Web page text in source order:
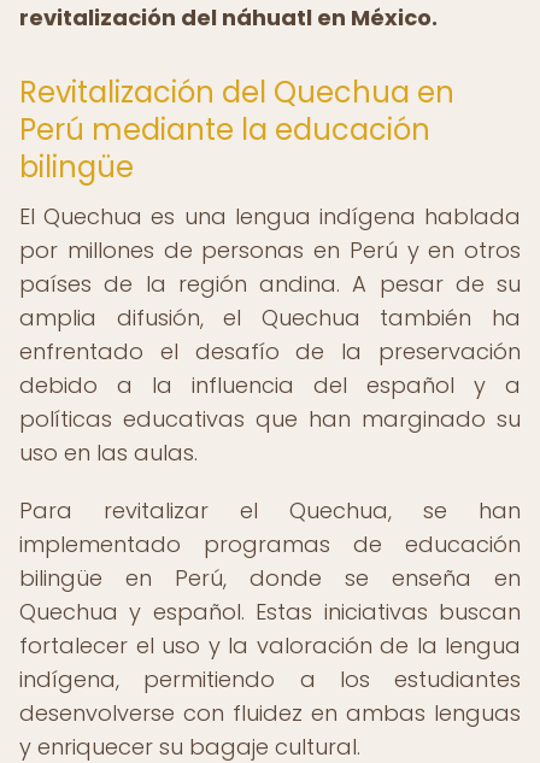
revitalización del náhuatl en México.
Revitalización del Quechua en
Perú mediante la educación
bilingüe
El Quechua es una lengua indígena hablada
por millones de personas en Perú y en otros
países de la región andina. A pesar de su
amplia difusión, el Quechua también ha
enfrentado el desafío de la preservación
debido a la influencia del español y a
políticas educativas que han marginado su
uso en las aulas.
Para revitalizar el Quechua, se han
implementado programas de educación
bilingüe en Perú, donde se enseña en
Quechua y español. Estas iniciativas buscan
fortalecer el uso y la valoración de la lengua
indígena, permitiendo a los estudiantes
desenvolverse con fluidez en ambas lenguas
y enriquecer su bagaje cultural.